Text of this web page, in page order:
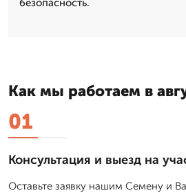
Как мы работаем в
01
Консультация и выезд на
Оставьте заявку нашим Семену и